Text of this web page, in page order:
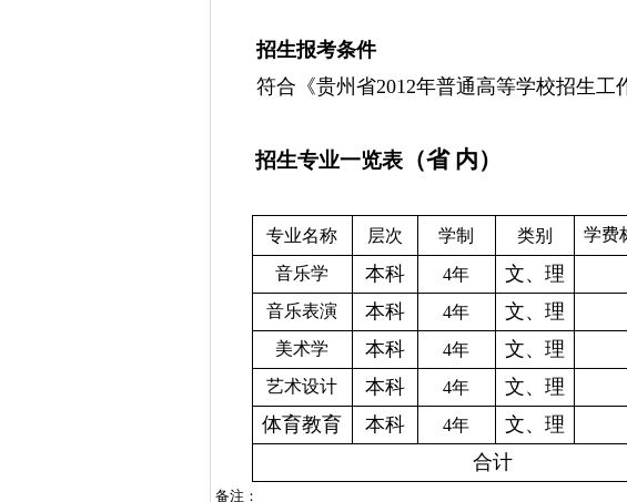
招生报考条件
符合《贵州省2012年普通高等学校招生工
招生专业一览表 （省 内）
专业名称 层次 学制 类别 学费
音乐学 本科 4年 文、理
音乐表演 本科 4年 文、理
美术学 本科 4年 文、理
艺术设计 本科 4年 文、理
体育教育
本科 4年 文、理
合计
备注：